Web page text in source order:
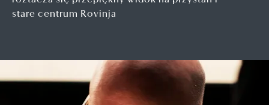
stare centrum Rovinja